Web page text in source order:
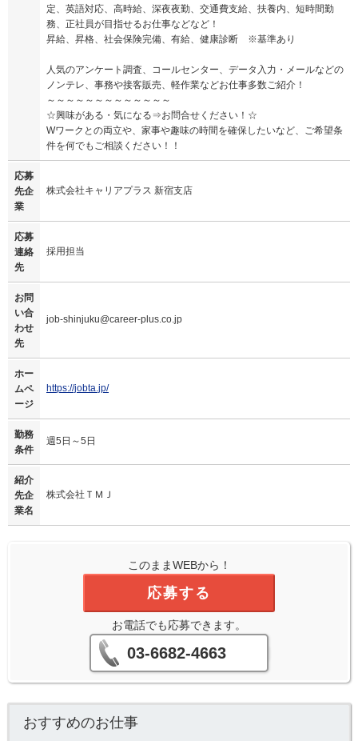
定、英語対応、高時給、深夜夜勤、交通費支給、扶養内、短時間勤
務、正社員が目指せるお仕事などなど！
昇給、昇格、社会保険完備、有給、健康診断 ※基準あり
人気のアンケート調査、コールセンター、データ入力・メールなどの
ノンテレ、事務や接客販売、軽作業などお仕事多数ご紹介！
～～～～～～～～～～～～～
☆興味がある・気になる⇒お問合せください！☆
Wワークとの両立や、家事や趣味の時間を確保したいなど、ご希望条
件を何でもご相談ください！！
応募
先企
業
株式会社キャリアプラス 新宿支店
応募
連絡
先
採用担当
お問
い合
わせ
先
job-shinjuku@career-plus.co.jp
ホー
ムペ
ージ
https://jobta.jp/
勤務
条件
週5日～5日
紹介
先企
業名
株式会社ＴＭＪ
このままWEBから！
応募する
お電話でも応募できます。
03-6682-4663
おすすめのお仕事